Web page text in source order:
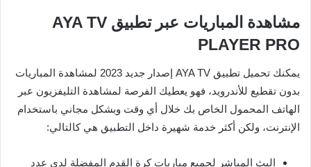
مشاهدة المباريات عبر تطبيق AYA TV
PLAYER PRO
يمكنك تحميل تطبيق AYA TV إصدار جديد 2023 لمشاهدة المباريات
بدون تقطيع للأندرويد، فهو يعطيك الفرصة لمشاهدة التليفزيون عبر
الهاتف المحمول الخاص بك خلال أي وقت وبشكل مجاني باستخدام
الإنترنت، ولكن أكثر خدمة شهيرة داخل التطبيق هي كالتالي:
البث المباشر لجميع مباريات كرة القدم المفضلة لدى عدد